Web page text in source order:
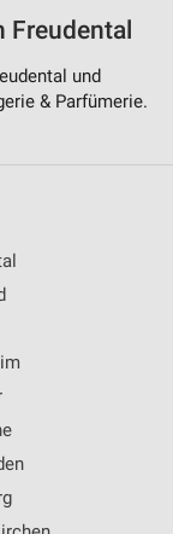
Freudental
und
& Parfümerie.